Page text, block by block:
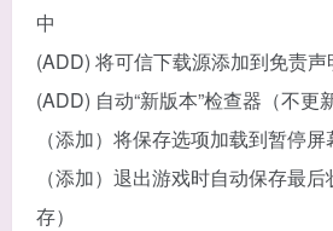
中
(ADD) 将可信下载源添加到免责声
(ADD) 自动“新版本”检查器（不更
（添加）将保存选项加载到暂停屏
（添加）退出游戏时自动保存最
存）